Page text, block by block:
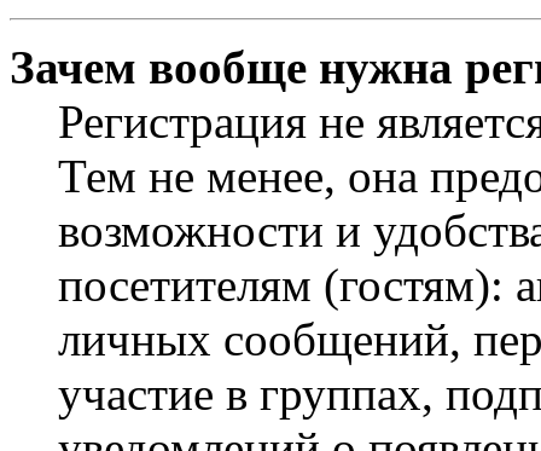
Зачем вообще нужна
Регистрация не
Тем не менее, она
возможности и
посетителям (гостям):
личных сообщений,
участие в группах,